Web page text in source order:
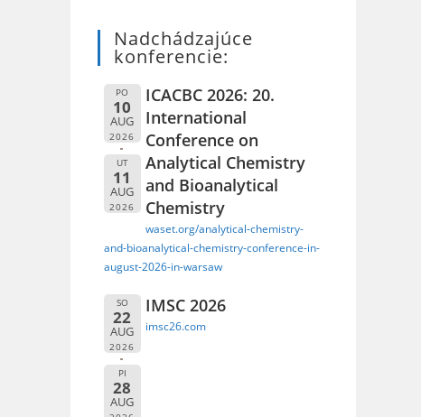
Nadchádzajúce
konferencie:
PO
10
AUG
2026
UT
11
AUG
2026
ICACBC 2026: 20.
International
Conference on
Analytical Chemistry
and Bioanalytical
Chemistry
waset.org/analytical-chemistry-
and-bioanalytical-chemistry-conference-in-
august-2026-in-warsaw
SO
22
AUG
2026
PI
28
AUG
IMSC 2026
imsc26.com